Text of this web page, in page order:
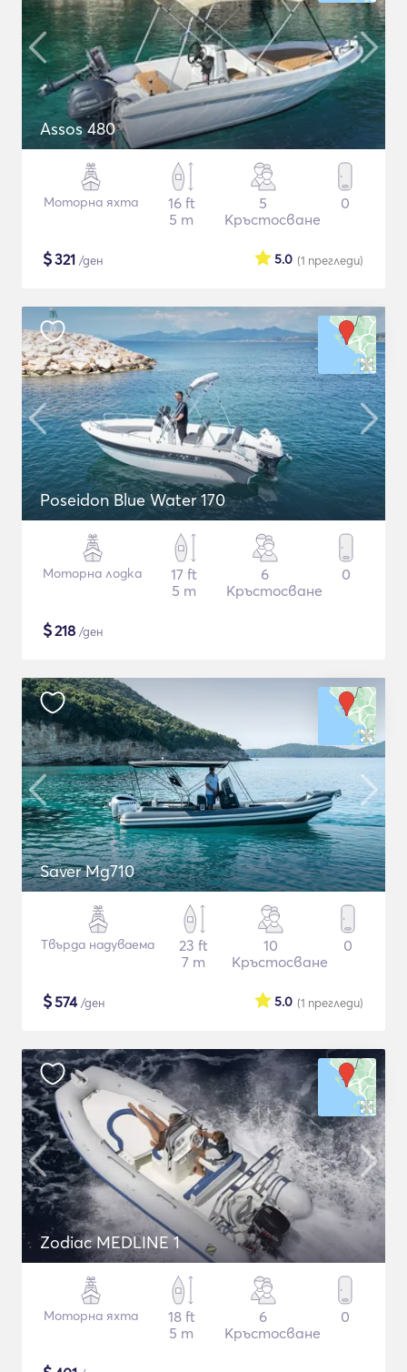
Assos 480
Моторна яхта
16 ft
5 m
5
Кръстосване
0
$321 /ден (1 прегледи)
5.0
Poseidon Blue Water 170
Моторна лодка
17 ft
5 m
6
Кръстосване
0
$218 /ден
Saver Mg710
Твърда надуваема
23 ft
7 m
10
Кръстосване
0
$574/ден (1 прегледи)
5.0
Zodiac MEDLINE 1
Моторна яхта
18 ft
5 m
6
Кръстосване
0